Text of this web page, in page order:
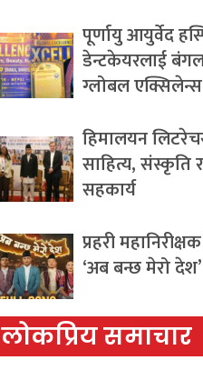
पूर्णायु आयुर्वेद
डेन्टकेयरलाई
ग्लोबल एक्सिलेन्स
हिमालयन
साहित्य, संस्कृति र
सहकार्य
प्रहरी
‘अब बन्छ मेरो
लोकप्रिय समाचार